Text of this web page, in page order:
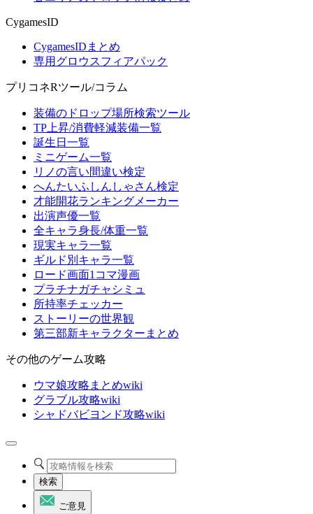
CygamesID
CygamesIDまとめ
専用グロウスフィアパック
プリコネRツール/コラム
装備のドロップ場所検索ツール
TP上昇/消費軽減装備一覧
誕生日一覧
ミニゲーム一覧
リノの言い間違い検定
へんたいふしんしゃさん検定
才能開花ランキングメーカー
出演声優一覧
全キャラ身長/体重一覧
現実キャラ一覧
ギルド別キャラ一覧
ロード画面1コマ漫画
プラチナガチャシミュ
所持率チェッカー
ストーリーの世界観
第三部新キャラクターまとめ
その他のゲーム攻略
ウマ娘攻略まとめwiki
グラブル攻略wiki
シャドバビヨンド攻略wiki
検索
ご意見